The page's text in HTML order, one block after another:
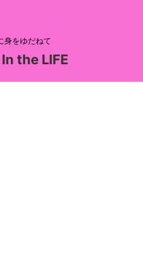
身をゆだねて
the LIFE